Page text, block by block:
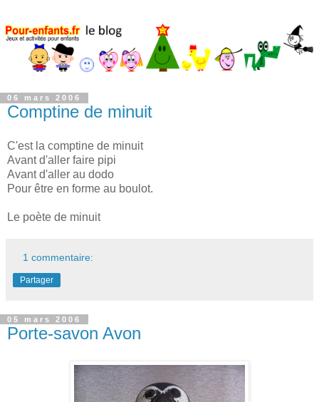
06 mars 2006
Comptine de minuit
C'est la comptine de minuit
Avant d'aller faire pipi
Avant d'aller au dodo
Pour être en forme au boulot.
Le poète de minuit
1 commentaire:
Partager
05 mars 2006
Porte-savon Avon